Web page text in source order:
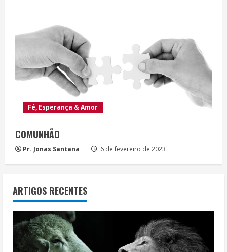
Fé, Esperança & Amor
COMUNHÃO
Pr. Jonas Santana 6 de fevereiro de 2023
ARTIGOS RECENTES